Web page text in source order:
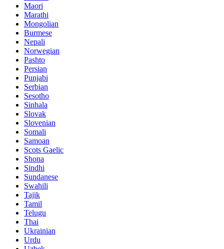
Maori
Marathi
Mongolian
Burmese
Nepali
Norwegian
Pashto
Persian
Punjabi
Serbian
Sesotho
Sinhala
Slovak
Slovenian
Somali
Samoan
Scots Gaelic
Shona
Sindhi
Sundanese
Swahili
Tajik
Tamil
Telugu
Thai
Ukrainian
Urdu